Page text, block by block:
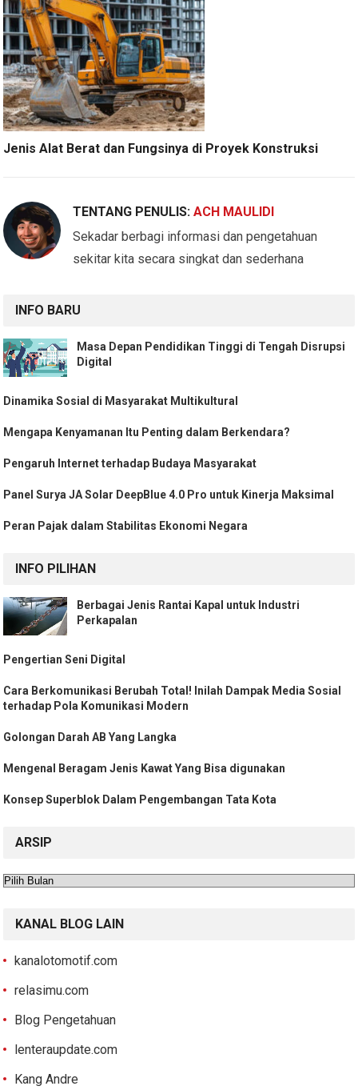
Jenis Alat Berat dan Fungsinya di Proyek Konstruksi
TENTANG PENULIS:ACH MAULIDI
Sekadar berbagi informasi dan pengetahuan
sekitar kita secara singkat dan sederhana
INFO BARU
Masa Depan Pendidikan Tinggi di Tengah Disrupsi
Digital
Dinamika Sosial di Masyarakat Multikultural
Mengapa Kenyamanan Itu Penting dalam Berkendara?
Pengaruh Internet terhadap Budaya Masyarakat
Panel Surya JA Solar DeepBlue 4.0 Pro untuk Kinerja Maksimal
Peran Pajak dalam Stabilitas Ekonomi Negara
INFO PILIHAN
Berbagai Jenis Rantai Kapal untuk Industri
Perkapalan
Pengertian Seni Digital
Cara Berkomunikasi Berubah Total! Inilah Dampak Media Sosial
terhadap Pola Komunikasi Modern
Golongan Darah AB Yang Langka
Mengenal Beragam Jenis Kawat Yang Bisa digunakan
Konsep Superblok Dalam Pengembangan Tata Kota
ARSIP
Arsip
KANAL BLOG LAIN
kanalotomotif.com
relasimu.com
Blog Pengetahuan
lenteraupdate.com
Kang Andre